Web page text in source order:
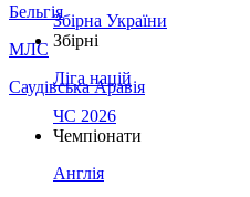
Бельгія
МЛС
Саудівська Аравія
Збірна України
Збірні
Ліга націй
ЧС 2026
Чемпіонати
Англія